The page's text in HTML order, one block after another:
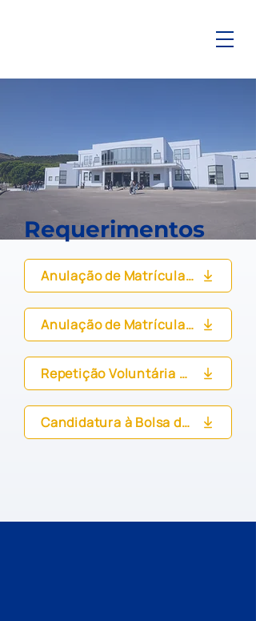
Requerimentos
Anulação de Matrícula Aluno Maior
Anulação de Matrícula Aluno Menor
Repetição Voluntária de um ano de escolaridade
Candidatura à Bolsa de Mérito